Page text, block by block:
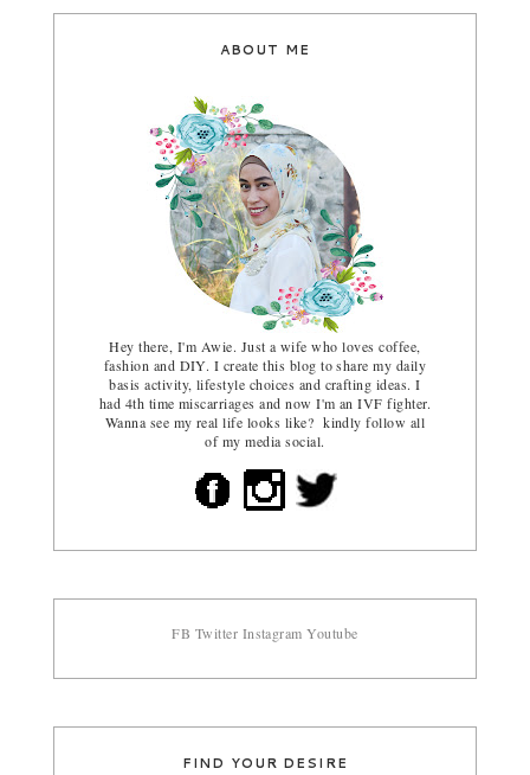
ABOUT ME
Hey there, I'm Awie. Just a wife who loves coffee,
fashion and DIY. I create this blog to share my daily
basis activity, lifestyle choices and crafting ideas. I
had 4th time miscarriages and now I'm an IVF fighter.
Wanna see my real life looks like? kindly follow all
of my media social.
FB Twitter Instagram Youtube
FIND YOUR DESIRE